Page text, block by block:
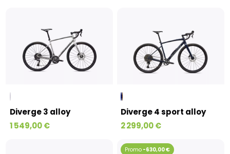
Diverge 3 alloy
1 549,00 €
Diverge 4 sport alloy
2 299,00 €
-630,00 €